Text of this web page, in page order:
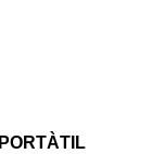
PORTÀTIL